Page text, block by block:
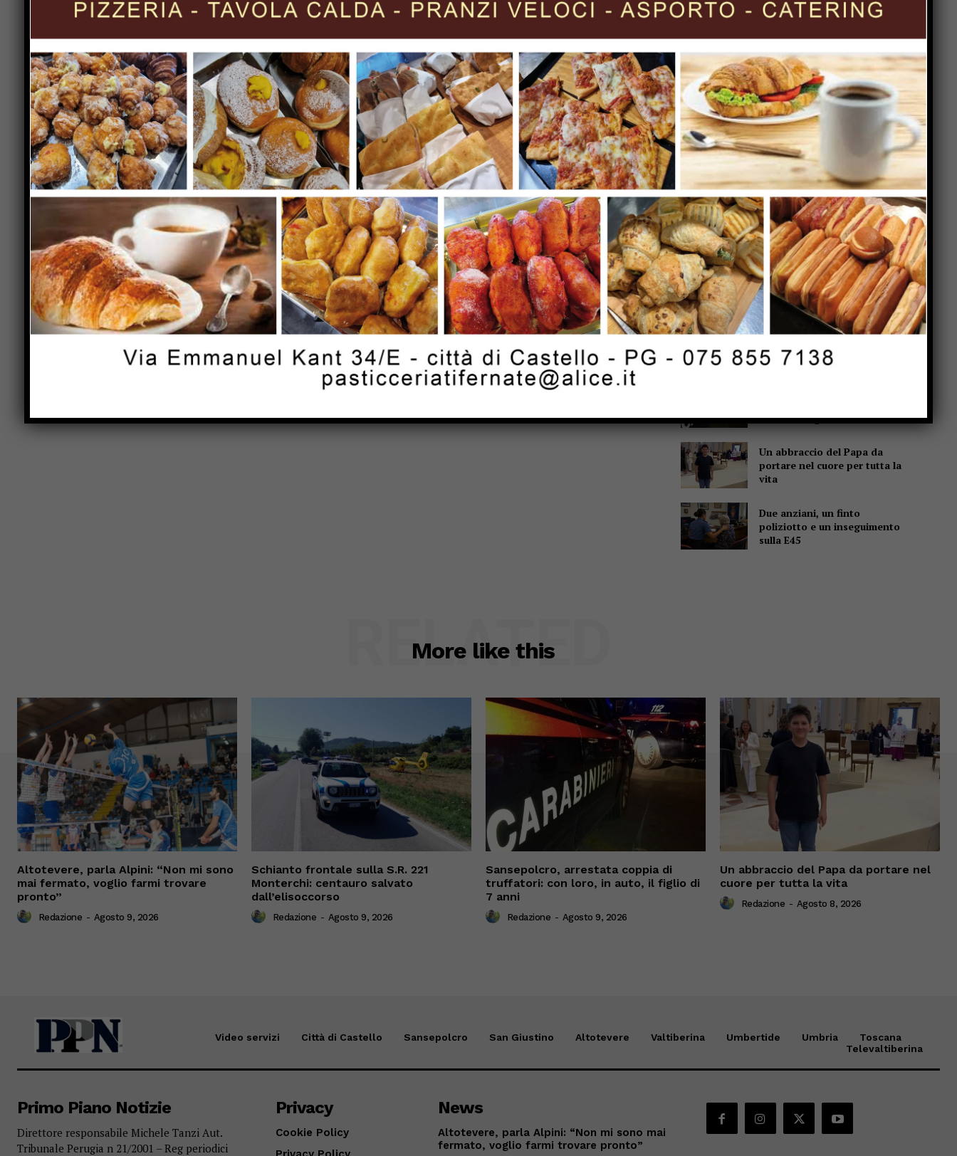
Le conferenze si terranno alla Biblioteca comunale di Sansepolcro a partire dalle 17. Ingresso libero con
Previous article
Calcio: dura presa di posizione della
Vivi Altotevere Sansepolcro nei
confronti delle dichiarazioni rilasciate
da Barontini alla nostra redazione.
Guerri “uscita del tutto inopportuna”
Next article
Lunedi 8 Novembre alle ore 18 seduta di
insediamento del consiglio comunale di
Città di Castello
Popular
Altotevere, parla Alpini:
“Non mi sono mai fermato,
voglio farmi trovare pronto”
Schianto frontale sulla S.R.
salvato dall’elisoccorso
in auto, il figlio di 7 anni
Un abbraccio del Papa da
portare nel cuore per tutta la
vita
Due anziani, un finto
poliziotto e un inseguimento
sulla E45
More like this
RELATED
Altotevere, parla Alpini: “Non mi sono
mai fermato, voglio farmi trovare
pronto”
Redazione - Agosto 9, 2026
Schianto frontale sulla S.R. 221
Monterchi: centauro salvato
dall’elisoccorso
Redazione - Agosto 9, 2026
Sansepolcro, arrestata coppia di
truffatori: con loro, in auto, il figlio di
7 anni
Redazione - Agosto 9, 2026
Un abbraccio del Papa da portare nel
cuore per tutta la vita
Redazione - Agosto 8, 2026
Video servizi Città di Castello Sansepolcro San Giustino Altotevere Valtiberina Umbertide Umbria
Toscana
Televaltiberina
Primo Piano Notizie
Direttore responsabile Michele Tanzi Aut.
Tribunale Perugia n 21/2001 – Reg periodici
Privacy
Cookie Policy
News
Altotevere, parla Alpini: “Non mi sono mai
fermato, voglio farmi trovare pronto”